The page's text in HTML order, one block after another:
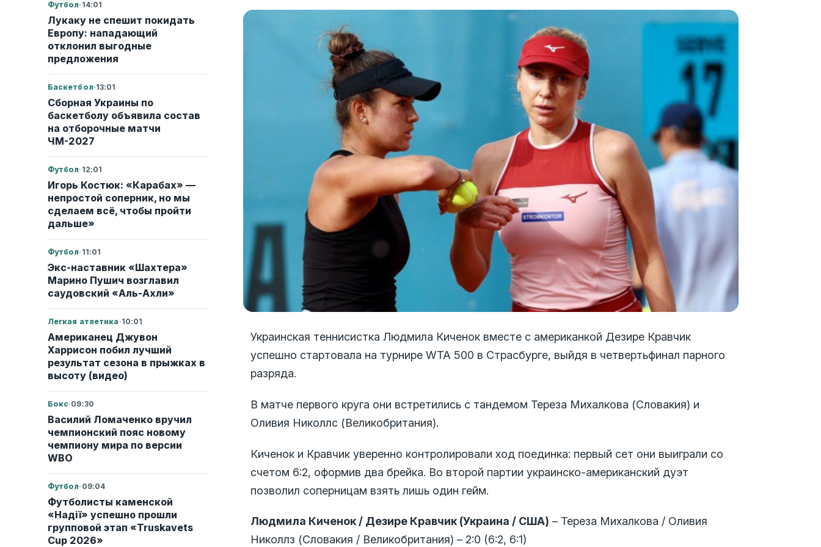
Футбол· 14:01
Лукаку не спешит покидать
Европу: нападающий
отклонил выгодные
предложения
Баскетбол·13:01
Сборная Украины по
баскетболу объявила состав
на отборочные матчи
ЧМ-2027
Футбол· 12:01
Игорь Костюк: «Карабах» —
непростой соперник, но мы
сделаем всё, чтобы пройти
дальше»
Футбол· 11:01
Экс-наставник «Шахтера»
Марино Пушич возглавил
саудовский «Аль-Ахли»
Легкая атлетика ·10:01
Американец Джувон
Харрисон побил лучший
результат сезона в прыжках в
высоту (видео)
Бокс·09:30
Василий Ломаченко вручил
чемпионский пояс новому
чемпиону мира по версии
WBO
Футбол· 09:04
Футболисты каменской
«Надії» успешно прошли
групповой этап «Truskavets
Cup 2026»
Украинская теннисистка Людмила Киченок вместе с американкой Дезире Кравчик
успешно стартовала на турнире WTA 500 в Страсбурге, выйдя в четвертьфинал парного
разряда.
В матче первого круга они встретились с тандемом Тереза Михалкова (Словакия) и
Оливия Николлс (Великобритания).
Киченок и Кравчик уверенно контролировали ход поединка: первый сет они выиграли со
счетом 6:2, оформив два брейка. Во второй партии украинско-американский дуэт
позволил соперницам взять лишь один гейм.
Людмила Киченок / Дезире Кравчик (Украина / США) – Тереза Михалкова / Оливия
Николлз (Словакия / Великобритания) – 2:0 (6:2, 6:1)